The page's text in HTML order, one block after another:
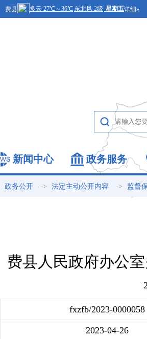
新闻中心 政务服务
政务公开 -> 法定主动公开内容 -> 监督
费县人民政府办公
fxzfb/2023-0000058
2023-04-26